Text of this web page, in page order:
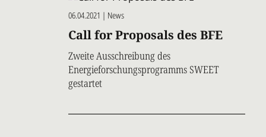
06.04.2021 | News
Call for Proposals des BFE
Zweite Ausschreibung des
Energieforschungsprogramms SWEET
gestartet